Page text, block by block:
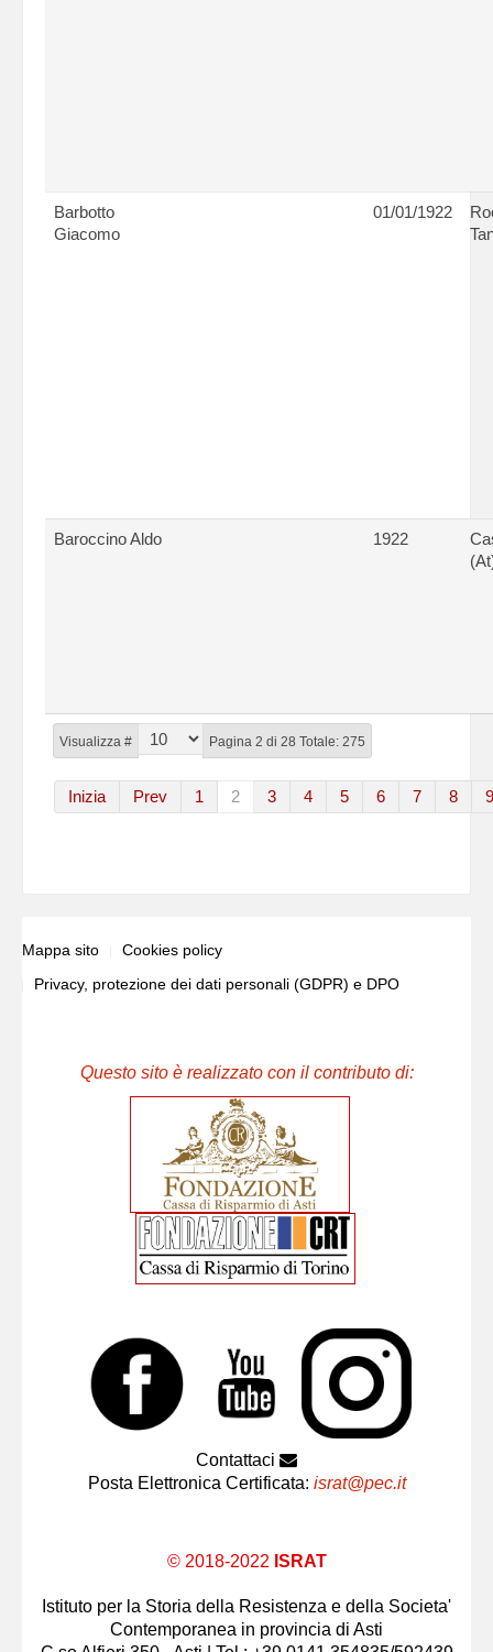
Visualizza # Pagina 2 di 28 Totale: 275
Inizia Prev 1 2 3 4 5 6 7 8 9
Barbotto
Giacomo
01/01/1922
Baroccino Aldo 1922
Mappa sito
Cookies policy
Privacy, protezione dei dati personali (GDPR) e DPO
Questo sito è realizzato con il contributo di:
Contattaci
Posta Elettronica Certificata: israt@pec.it
© 2018-2022 ISRAT
Istituto per la Storia della Resistenza e della Societa'
Contemporanea in provincia di Asti